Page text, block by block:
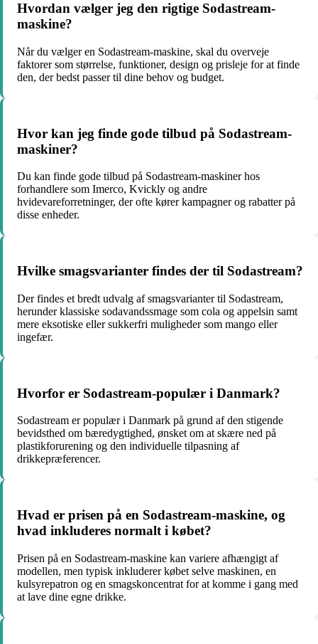
Hvordan vælger jeg den rigtige Sodastream-
maskine?
Når du vælger en Sodastream-maskine, skal du overveje
faktorer som størrelse, funktioner, design og prisleje for at finde
den, der bedst passer til dine behov og budget.
Hvor kan jeg finde gode tilbud på Sodastream-
maskiner?
Du kan finde gode tilbud på Sodastream-maskiner hos
forhandlere som Imerco, Kvickly og andre
hvidevareforretninger, der ofte kører kampagner og rabatter på
disse enheder.
Hvilke smagsvarianter findes der til Sodastream?
Der findes et bredt udvalg af smagsvarianter til Sodastream,
herunder klassiske sodavandssmage som cola og appelsin samt
mere eksotiske eller sukkerfri muligheder som mango eller
ingefær.
Hvorfor er Sodastream-populær i Danmark?
Sodastream er populær i Danmark på grund af den stigende
bevidsthed om bæredygtighed, ønsket om at skære ned på
plastikforurening og den individuelle tilpasning af
drikkepræferencer.
Hvad er prisen på en Sodastream-maskine, og
hvad inkluderes normalt i købet?
Prisen på en Sodastream-maskine kan variere afhængigt af
modellen, men typisk inkluderer købet selve maskinen, en
kulsyrepatron og en smagskoncentrat for at komme i gang med
at lave dine egne drikke.